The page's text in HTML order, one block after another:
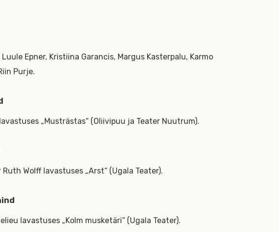
Epner, Kristiina Garancis, Margus Kasterpalu, Karmo
Purje.
„Musträstas“ (Oliivipuu ja Teater Nuutrum).
Wolff lavastuses „Arst“ (Ugala Teater).
lavastuses „Kolm musketäri“ (Ugala Teater).